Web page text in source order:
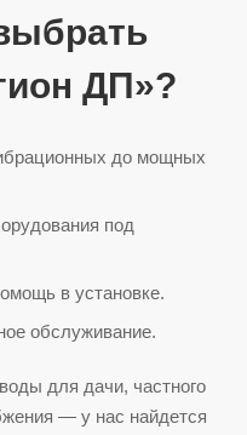
ДП»?
до мощных
под
в установке.
обслуживание.
для дачи, частного
— у нас найдется